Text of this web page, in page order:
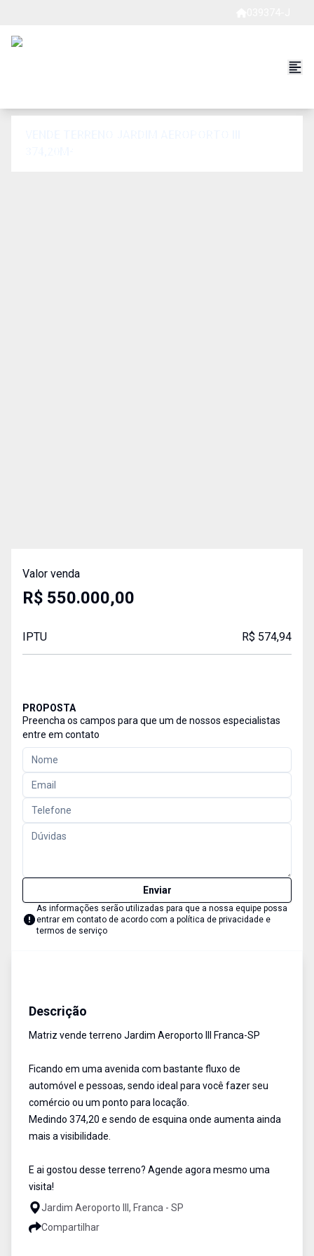
Valor venda
R$ 550.000,00
IPTU R$ 574,94
PROPOSTA
Preencha os campos para que um de nossos especialistas
entre em contato
Enviar
As informações serão utilizadas para que a nossa equipe possa
entrar em contato de acordo com a política de privacidade e
termos de serviço
Descrição
Matriz vende terreno Jardim Aeroporto III Franca-SP
Ficando em uma avenida com bastante fluxo de
automóvel e pessoas, sendo ideal para você fazer seu
comércio ou um ponto para locação.
Medindo 374,20 e sendo de esquina onde aumenta ainda
mais a visibilidade.
E ai gostou desse terreno? Agende agora mesmo uma
visita!
Jardim Aeroporto III, Franca - SP
Compartilhar